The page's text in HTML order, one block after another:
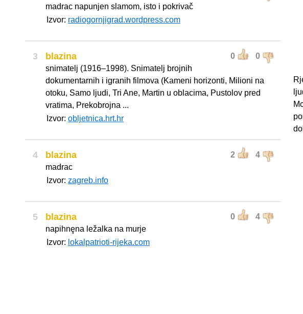
madrac napunjen slamom, isto i pokrivač
Izvor: radiogornjigrad.wordpress.com
3 0 0
blazina
snimatelj (1916–1998). Snimatelj brojnih
dokumentarnih i igranih filmova (Kameni horizonti, Milioni na
otoku, Samo ljudi, Tri Ane, Martin u oblacima, Pustolov pred
vratima, Prekobrojna ...
Izvor: obljetnica.hrt.hr
4 2 4
blazina
madrac
Izvor: zagreb.info
5 0 4
blazina
napihnȩna ležalka na murje
Izvor: lokalpatrioti-rijeka.com